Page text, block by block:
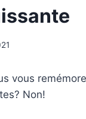
vous
Non!